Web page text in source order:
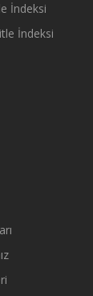
İndeksi
İndeksi